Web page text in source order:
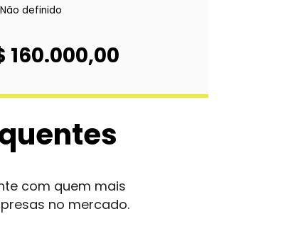
Não definido
160.000,00
com quem mais
no mercado.